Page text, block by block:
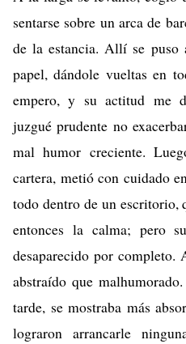
sentarse sobre un arca de
de la estancia. Allí se puso
papel, dándole vueltas en
empero, y su actitud me
juzgué prudente no
mal humor creciente.
cartera, metió con cuidado
todo dentro de un escritorio,
entonces la calma; pero
desaparecido por completo.
abstraído que
tarde, se mostraba más
lograron arrancarle